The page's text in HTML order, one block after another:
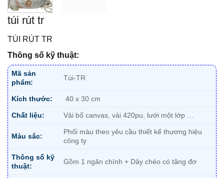
túi rút tr
TÚI RÚT TR
Thông số kỹ thuật:
Mã sản
phẩm:
Túi-TR
Kích thước: 40 x 30 cm
Chất liệu: Vải bố canvas, vải 420pu, lưới một lớp …
Màu sắc:
Phối màu theo yêu cầu thiết kế thương hiệu
công ty
Thông số kỹ
thuật:
Gồm 1 ngăn chính + Dây chéo có tăng đơ